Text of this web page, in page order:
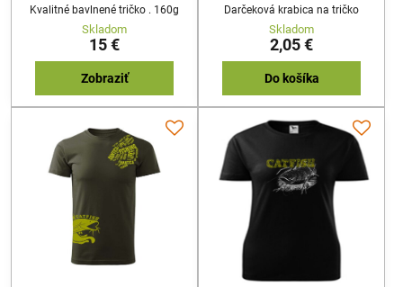
Kvalitné bavlnené tričko . 160g
Skladom
15 €
Zobraziť
Darčeková krabica na tričko
Skladom
2,05 €
Do košíka